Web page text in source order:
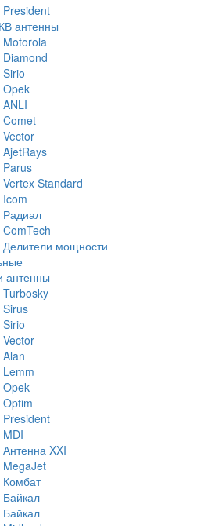
President
антенны
Motorola
Diamond
Sirio
Opek
ANLI
Comet
Vector
AjetRays
Parus
Vertex Standard
Icom
Радиал
ComTech
Делители мощности
антенны
Turbosky
Sirus
Sirio
Vector
Alan
Lemm
Opek
Optim
President
MDI
Антенна XXI
MegaJet
Комбат
Байкал
Байкал